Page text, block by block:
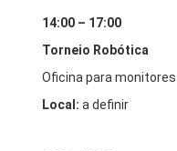
14:00 – 17:00
Torneio Robótica
Oficina para
Local: a definir